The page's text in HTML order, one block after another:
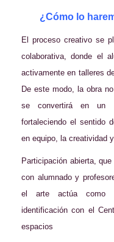
¿Cómo lo
El proceso creativo se
colaborativa, donde el
activamente en talleres
De este modo, la obra
se convertirá en un
fortaleciendo el sentido
en equipo, la creatividad
Participación abierta,
con alumnado y
el arte actúa como
identificación con el
espacios